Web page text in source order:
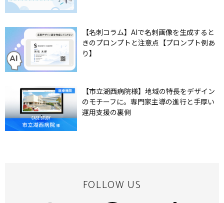
【名刺コラム】AIで名刺画像を生成すると
きのプロンプトと注意点【プロンプト例あ
り】
【市立湖西病院様】地域の特長をデザイン
のモチーフに。専門家主導の進行と手厚い
運用支援の裏側
FOLLOW US